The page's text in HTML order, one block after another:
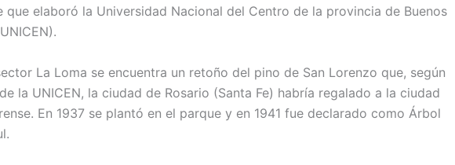
que elaboró la Universidad Nacional del Centro de la provincia de Buenos
La Loma se encuentra un retoño del pino de San Lorenzo que, según
la UNICEN, la ciudad de Rosario (Santa Fe) habría regalado a la ciudad
En 1937 se plantó en el parque y en 1941 fue declarado como Árbol